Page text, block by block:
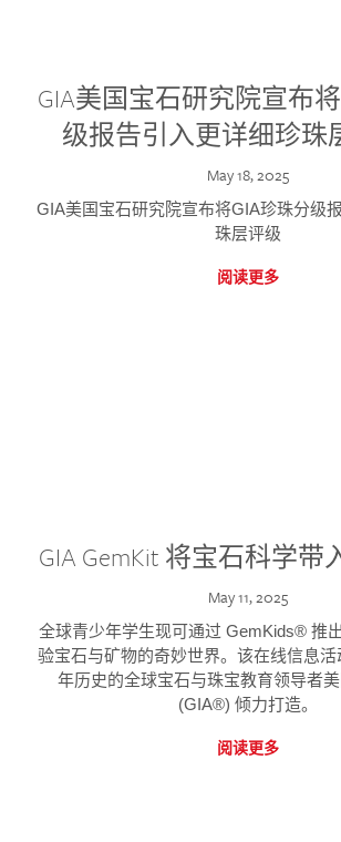
GIA美国宝石研究院宣布
级报告引入更详细珍珠
May 18, 2025
GIA美国宝石研究院宣布将GIA珍珠分级
珠层评级
阅读更多
GIA GemKit 将宝石科学带
May 11, 2025
全球青少年学生现可通过 GemKids® 推
验宝石与矿物的奇妙世界。该在线信息
年历史的全球宝石与珠宝教育领导者
(GIA®) 倾力打造。
阅读更多